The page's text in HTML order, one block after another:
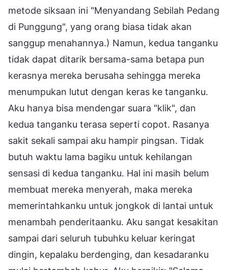
metode siksaan ini "Menyandang Sebilah Pedang
di Punggung", yang orang biasa tidak akan
sanggup menahannya.) Namun, kedua tanganku
tidak dapat ditarik bersama-sama betapa pun
kerasnya mereka berusaha sehingga mereka
menumpukan lutut dengan keras ke tanganku.
Aku hanya bisa mendengar suara "klik", dan
kedua tanganku terasa seperti copot. Rasanya
sakit sekali sampai aku hampir pingsan. Tidak
butuh waktu lama bagiku untuk kehilangan
sensasi di kedua tanganku. Hal ini masih belum
membuat mereka menyerah, maka mereka
memerintahkanku untuk jongkok di lantai untuk
menambah penderitaanku. Aku sangat kesakitan
sampai dari seluruh tubuhku keluar keringat
dingin, kepalaku berdenging, dan kesadaranku